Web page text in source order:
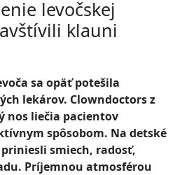
levočskej
klauni
sa opäť potešila
lekárov. Clowndoctors z
nos liečia pacientov
spôsobom. Na detské
smiech, radosť,
Príjemnou atmosférou